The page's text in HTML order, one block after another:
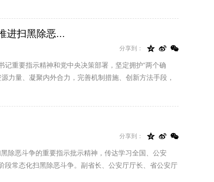
进扫黑除恶...
分享到：   
重要指示精神和党中央决策部署，坚定拥护“两个确
力量、凝聚内外合力，完善机制措施、创新方法手段，
分享到：   
除恶斗争的重要指示批示精神，传达学习全国、公安
常态化扫黑除恶斗争。副省长、公安厅厅长、省公安厅